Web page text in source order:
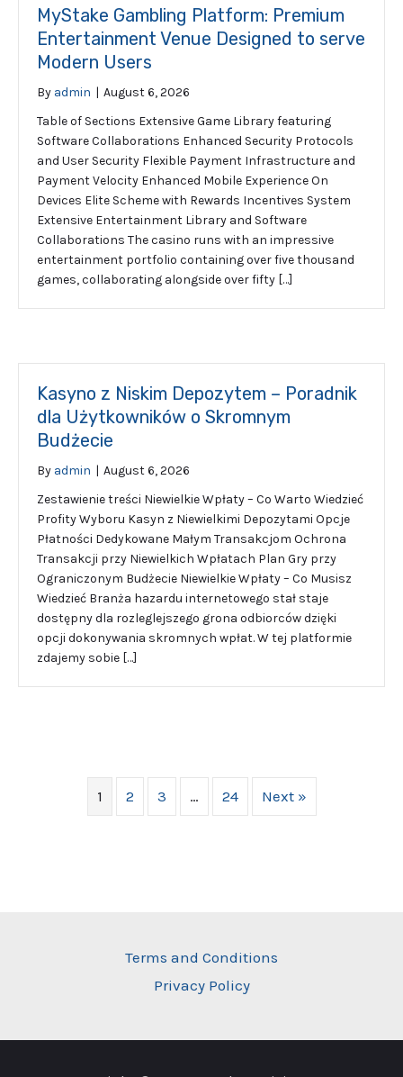
MyStake Gambling Platform: Premium
Entertainment Venue Designed to serve
Modern Users
By admin | August 6, 2026
Table of Sections Extensive Game Library featuring
Software Collaborations Enhanced Security Protocols
and User Security Flexible Payment Infrastructure and
Payment Velocity Enhanced Mobile Experience On
Devices Elite Scheme with Rewards Incentives System
Extensive Entertainment Library and Software
Collaborations The casino runs with an impressive
entertainment portfolio containing over five thousand
games, collaborating alongside over fifty […]
Kasyno z Niskim Depozytem – Poradnik
dla Użytkowników o Skromnym
Budżecie
By admin | August 6, 2026
Zestawienie treści Niewielkie Wpłaty – Co Warto Wiedzieć
Profity Wyboru Kasyn z Niewielkimi Depozytami Opcje
Płatności Dedykowane Małym Transakcjom Ochrona
Transakcji przy Niewielkich Wpłatach Plan Gry przy
Ograniczonym Budżecie Niewielkie Wpłaty – Co Musisz
Wiedzieć Branża hazardu internetowego stał staje
dostępny dla rozleglejszego grona odbiorców dzięki
opcji dokonywania skromnych wpłat. W tej platformie
zdajemy sobie […]
1 2 3 … 24 Next »
Terms and Conditions
Privacy Policy